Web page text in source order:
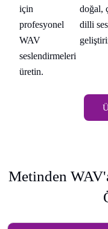
için
profesyonel
WAV
seslendirmeleri
üretin.
doğal,
dilli
Metinden